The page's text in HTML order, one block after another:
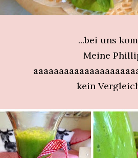
...bei uns
Meine
kein